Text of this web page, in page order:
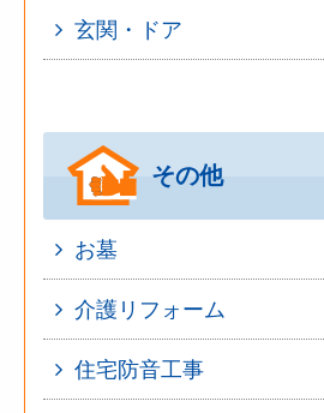
玄関・ドア
その他
お墓
介護リフォーム
住宅防音工事